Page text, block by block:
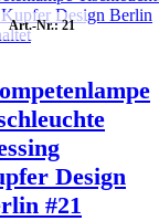
Art.-Nr.: 21
Design
#21